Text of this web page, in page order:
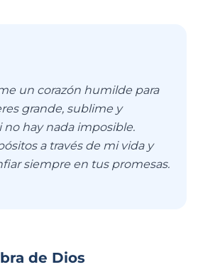
un corazón humilde para
grande, sublime y
no hay nada imposible.
a través de mi vida y
siempre en tus promesas.
de Dios